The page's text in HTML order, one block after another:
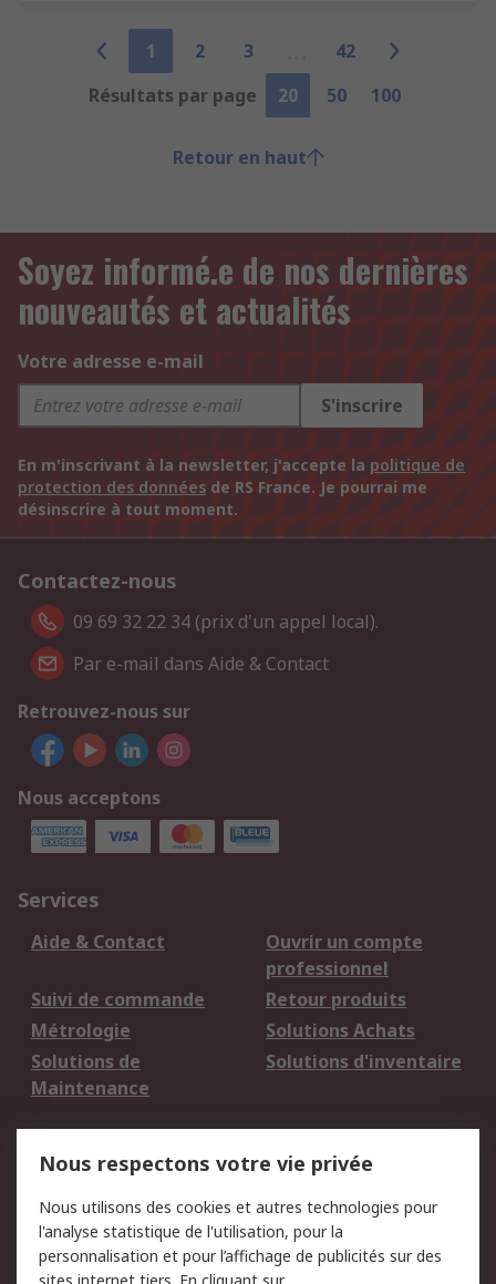
1 2 3
42
Résultats par page
20 50 100
Retour en haut
Soyez informé.e de nos dernières
nouveautés et actualités
Votre adresse e-mail
S'inscrire
En m'inscrivant à la newsletter, j'accepte la politique de
protection des données de RS France. Je pourrai me
désinscrire à tout moment.
Contactez-nous
09 69 32 22 34 (prix d'un appel local).
Par e-mail dans Aide & Contact
Retrouvez-nous sur
Nous acceptons
Services
Aide & Contact
Ouvrir un compte
professionnel
Suivi de commande
Retour produits
Métrologie
Solutions Achats
Solutions de
Maintenance
Solutions d'inventaire
du site
Politique de protection
des données - Mise à
Sécurité des E-mails
Nous respectons votre vie privée
Nous utilisons des cookies et autres technologies pour
l'analyse statistique de l'utilisation, pour la
personnalisation et pour l’affichage de publicités sur des